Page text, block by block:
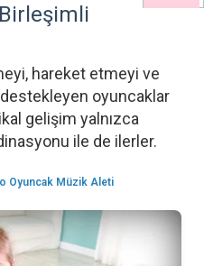
hareket etmeyi ve
oyuncaklar
gelişim yalnızca
ile de ilerler.
Oyuncak Müzik Aleti